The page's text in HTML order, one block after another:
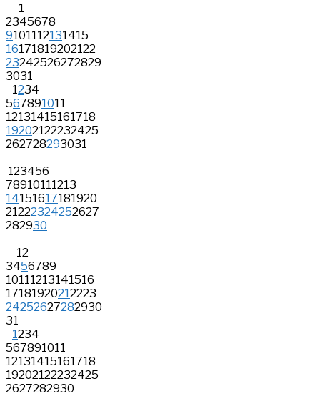
1
2345678
9101112131415
16171819202122
23242526272829
3031
1234
567891011
12131415161718
19202122232425
262728293031
123456
78910111213
14151617181920
21222324252627
282930
12
3456789
10111213141516
17181920212223
24252627282930
31
1234
567891011
12131415161718
19202122232425
2627282930